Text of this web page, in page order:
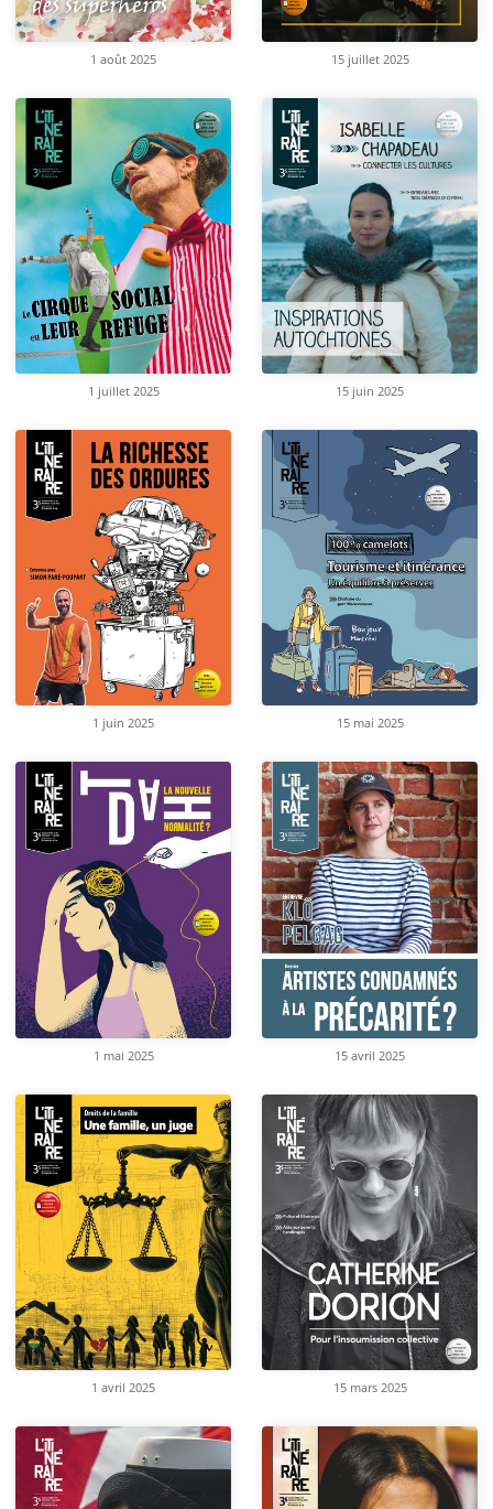
1 août 2025 15 juillet 2025
1 juillet 2025 15 juin 2025
1 juin 2025 15 mai 2025
1 mai 2025 15 avril 2025
1 avril 2025 15 mars 2025